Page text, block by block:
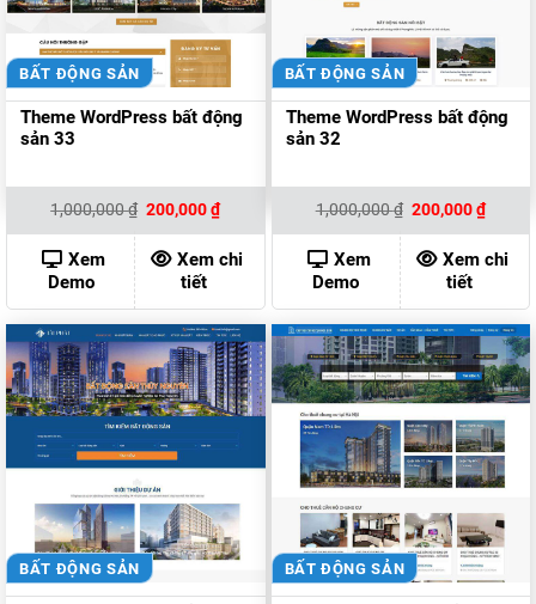
BẤT ĐỘNG SẢN
Theme WordPress bất động
sản 33
1,000,000₫ Giá
là:
1,000,000 ₫.
200,000₫Giá
hiện
tại
là:
200,000 ₫.
Xem
Demo
Xem chi
tiết
BẤT ĐỘNG SẢN
Theme WordPress bất động
sản 32
1,000,000₫ Giá
là:
1,000,000 ₫.
200,000₫Giá
hiện
tại
là:
Xem
Demo
Xem chi
tiết
BẤT ĐỘNG SẢN BẤT ĐỘNG SẢN